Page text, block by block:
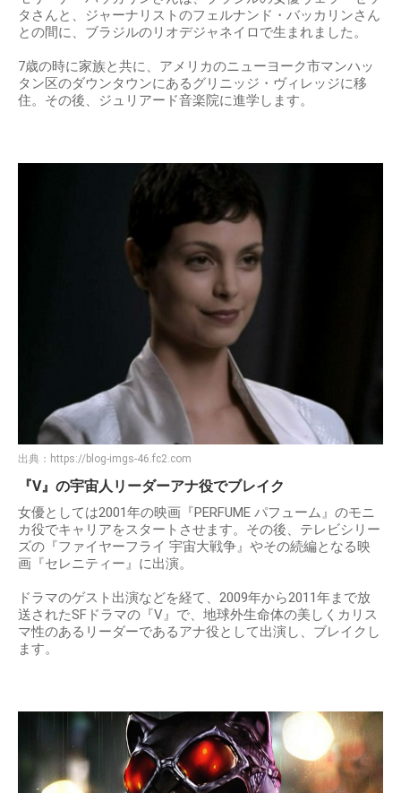
タさんと、ジャーナリストのフェルナンド・バッカリンさん
との間に、ブラジルのリオデジャネイロで生まれました。
7歳の時に家族と共に、アメリカのニューヨーク市マンハッ
タン区のダウンタウンにあるグリニッジ・ヴィレッジに移
住。その後、ジュリアード音楽院に進学します。
出典： https://blog-imgs-46.fc2.com
『V』の宇宙人リーダーアナ役でブレイク
女優としては2001年の映画『PERFUME パフューム』のモニ
カ役でキャリアをスタートさせます。その後、テレビシリー
ズの『ファイヤーフライ 宇宙大戦争』やその続編となる映
画『セレニティー』に出演。
ドラマのゲスト出演などを経て、2009年から2011年まで放
送されたSFドラマの『V』で、地球外生命体の美しくカリス
マ性のあるリーダーであるアナ役として出演し、ブレイクし
ます。